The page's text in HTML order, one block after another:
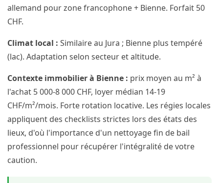
allemand pour zone francophone + Bienne. Forfait 50
CHF.
Climat local : Similaire au Jura ; Bienne plus tempéré
(lac). Adaptation selon secteur et altitude.
Contexte immobilier à Bienne : prix moyen au m² à
l'achat 5 000-8 000 CHF, loyer médian 14-19
CHF/m²/mois. Forte rotation locative. Les régies locales
appliquent des checklists strictes lors des états des
lieux, d'où l'importance d'un nettoyage fin de bail
professionnel pour récupérer l'intégralité de votre
caution.